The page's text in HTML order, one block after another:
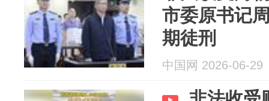
市委原书记
期徒刑
中国网 2026-06-29